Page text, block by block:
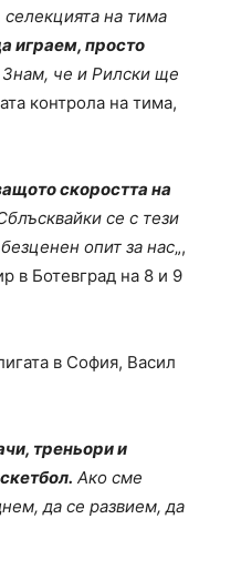
на тима
играем, просто
Знам, че и Рилски ще
контрола на тима,
скоростта на
се с тези
опит за нас„,
в Ботевград на 8 и 9
в София, Васил
треньори и
Ако сме
да се развием, да